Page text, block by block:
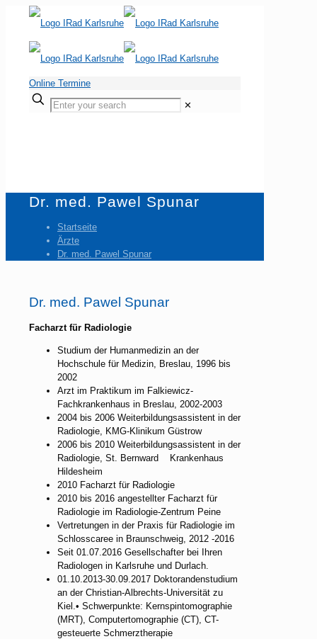
Online Termine
Enter
your
✕
Dr. med. Pawel Spunar
Startseite
Ärzte
Dr. med. Pawel Spunar
Dr. med. Pawel Spunar
Facharzt für Radiologie
Studium der Humanmedizin an der
Hochschule für Medizin, Breslau, 1996 bis
2002
Arzt im Praktikum im Falkiewicz-
Fachkrankenhaus in Breslau, 2002-2003
2004 bis 2006 Weiterbildungsassistent in der
Radiologie, KMG-Klinikum Güstrow
2006 bis 2010 Weiterbildungsassistent in der
Radiologie, St. Bernward Krankenhaus
Hildesheim
2010 Facharzt für Radiologie
2010 bis 2016 angestellter Facharzt für
Radiologie im Radiologie-Zentrum Peine
Vertretungen in der Praxis für Radiologie im
Schlosscaree in Braunschweig, 2012 -2016
Seit 01.07.2016 Gesellschafter bei Ihren
Radiologen in Karlsruhe und Durlach.
01.10.2013-30.09.2017 Doktorandenstudium
an der Christian-Albrechts-Universität zu
Kiel.• Schwerpunkte: Kernspintomographie
(MRT), Computertomographie (CT), CT-
gesteuerte Schmerztherapie